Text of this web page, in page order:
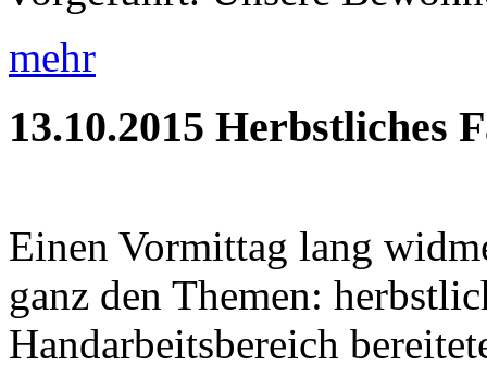
mehr
13.10.2015 Herbstliches
Einen Vormittag lang
ganz den Themen:
Handarbeitsbereich